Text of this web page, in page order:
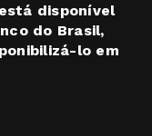
disponível
do Brasil,
lo em